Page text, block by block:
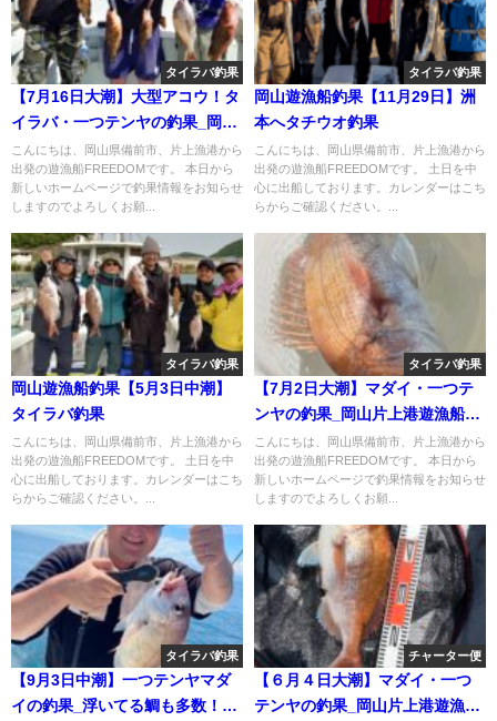
タイラバ釣果
【7月16日大潮】大型アコウ！タ
イラバ・一つテンヤの釣果_岡山
片上港遊漁船_FREEDOM
こんにちは、岡山県備前市、片上漁港から
出発の遊漁船FREEDOMです。 本日から
新しいホームページで釣果情報をお知らせ
しますのでよろしくお願...
タイラバ釣果
岡山遊漁船釣果【11月29日】洲
本へタチウオ釣果
こんにちは、岡山県備前市、片上漁港から
出発の遊漁船FREEDOMです。 土日を中
心に出船しております。カレンダーはこち
らからご確認ください。...
タイラバ釣果
岡山遊漁船釣果【5月3日中潮】
タイラバ釣果
こんにちは、岡山県備前市、片上漁港から
出発の遊漁船FREEDOMです。 土日を中
心に出船しております。カレンダーはこち
らからご確認ください。...
タイラバ釣果
【7月2日大潮】マダイ・一つテ
ンヤの釣果_岡山片上港遊漁船
_FREEDOM
こんにちは、岡山県備前市、片上漁港から
出発の遊漁船FREEDOMです。 本日から
新しいホームページで釣果情報をお知らせ
しますのでよろしくお願...
タイラバ釣果
【9月3日中潮】一つテンヤマダ
イの釣果_浮いてる鯛も多数！大
チャーター便
【６月４日大潮】マダイ・一つ
テンヤの釣果_岡山片上港遊漁船